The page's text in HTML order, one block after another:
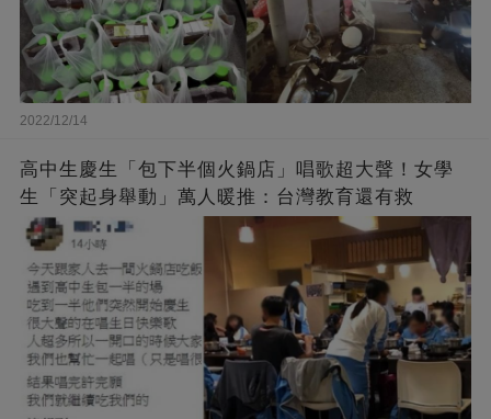
2022/12/14
高中生慶生「包下半個火鍋店」唱歌超大聲！女學
生「突起身舉動」萬人暖推：台灣教育還有救